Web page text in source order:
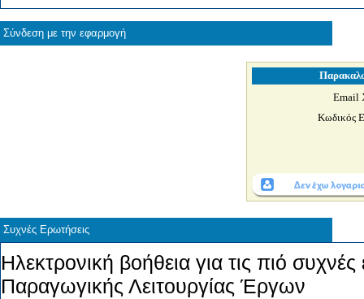
Σύνδεση με την εφαρμογή
Email
Κωδικός
Συχνές Ερωτήσεις
Ηλεκτρονική βοήθεια για τις πιό
Παραγωγικής Λειτουργίας Έργων